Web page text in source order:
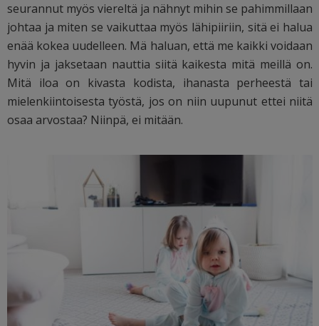
seurannut myös viereltä ja nähnyt mihin se pahimmillaan
johtaa ja miten se vaikuttaa myös lähipiiriin, sitä ei halua
enää kokea uudelleen. Mä haluan, että me kaikki voidaan
hyvin ja jaksetaan nauttia siitä kaikesta mitä meillä on.
Mitä iloa on kivasta kodista, ihanasta perheestä tai
mielenkiintoisesta työstä, jos on niin uupunut ettei niitä
osaa arvostaa? Niinpä, ei mitään.